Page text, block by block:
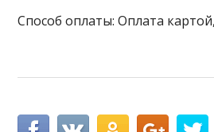
Способ оплаты: Оплата